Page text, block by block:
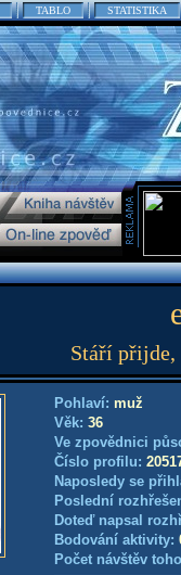
TABLO STATISTIKA
Stáří přijde,
Pohlaví: muž
Věk: 36
Ve zpovědnici
Číslo profilu:
Naposledy se
Poslední
Doteď napsal
Bodování aktivity:
Počet návštěv